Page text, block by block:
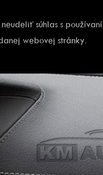
súhlas s
webovej stránky.